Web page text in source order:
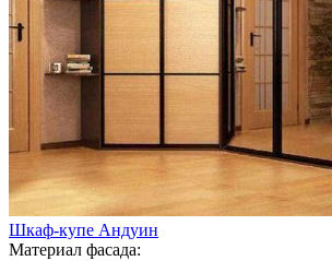
Шкаф-купе Андуин
Материал фасада: